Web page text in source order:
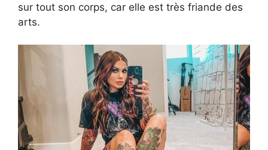
sur tout son corps, car elle est très friande des
arts.